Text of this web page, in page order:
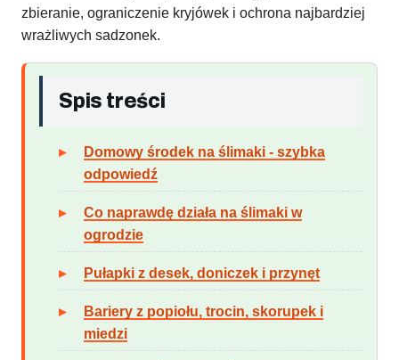
zbieranie, ograniczenie kryjówek i ochrona najbardziej
wrażliwych sadzonek.
Spis treści
Domowy środek na ślimaki - szybka
odpowiedź
Co naprawdę działa na ślimaki w
ogrodzie
Pułapki z desek, doniczek i przynęt
Bariery z popiołu, trocin, skorupek i
miedzi